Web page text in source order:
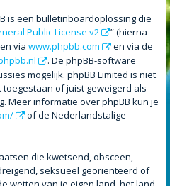
is een bulletinboardoplossing die
Public License v2
” (hierna
via www.phpbb.com
en via de
. De phpBB-software
mogelijk. phpBB Limited is niet
of juist geweigerd als
Meer informatie over phpBB kun je
of de Nederlandstalige
die kwetsend, obsceen,
seksueel georiënteerd of